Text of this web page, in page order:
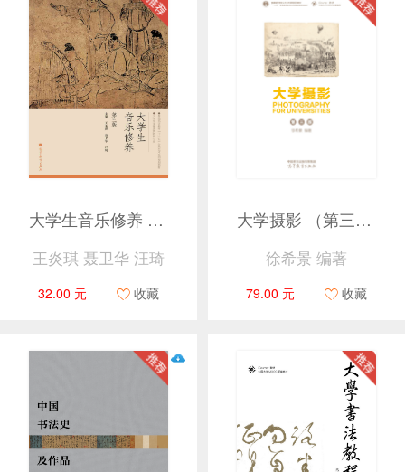
大学生音乐修养 （第三版）
王炎琪 聂卫华 汪琦
32.00 元 收藏
大学摄影 （第三版）
徐希景 编著
79.00 元 收藏